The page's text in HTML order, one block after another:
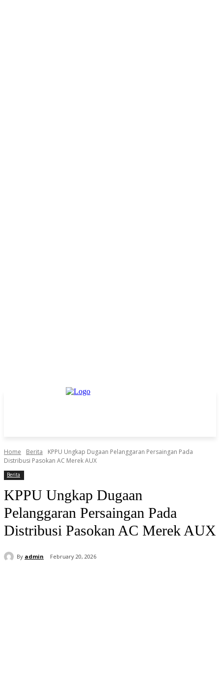
Home Berita
KPPU Ungkap Dugaan Pelanggaran Persaingan Pada
Distribusi Pasokan AC Merek AUX
Berita
KPPU Ungkap Dugaan
Pelanggaran Persaingan Pada
Distribusi Pasokan AC Merek AUX
By admin February 20, 2026